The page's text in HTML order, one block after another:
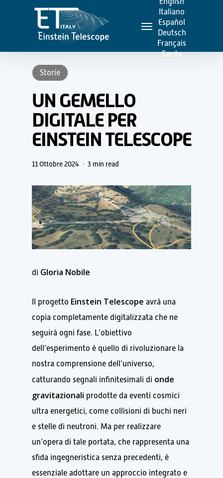
content
Menu
Italiano
Español
Deutsch
Français
Sardu
Storie
UN GEMELLO
DIGITALE PER
EINSTEIN TELESCOPE
11 Ottobre 2024 3 min read
di Gloria Nobile
Il progetto Einstein Telescope avrà una
copia completamente digitalizzata che ne
seguirà ogni fase. L’obiettivo
dell’esperimento è quello di rivoluzionare la
nostra comprensione dell’universo,
catturando segnali infinitesimali di onde
gravitazionali prodotte da eventi cosmici
ultra energetici, come collisioni di buchi neri
e stelle di neutroni. Ma per realizzare
un’opera di tale portata, che rappresenta una
sfida ingegneristica senza precedenti, è
essenziale adottare un approccio integrato e